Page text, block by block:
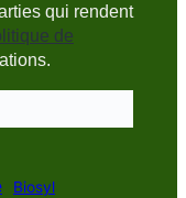
qui rendent
de
Biosyl